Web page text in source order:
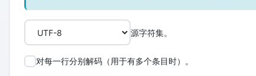
源字符集。
对每一行分别解码（用于有多个条目时）。